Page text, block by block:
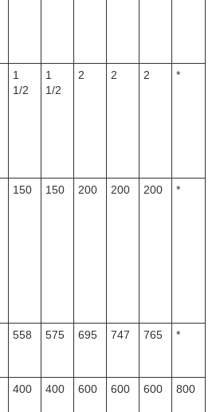
1
1/2
1
1/2
2 2 2 *
150 150 200 200 200 *
558 575 695 747 765 *
400 400 600 600 600 800